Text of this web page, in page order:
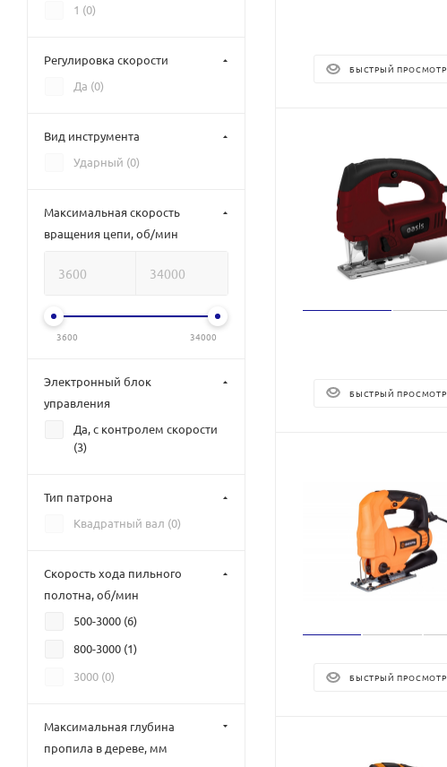
БЫСТРЫЙ ПРОСМОТР
БЫСТРЫЙ ПРОСМОТР
БЫСТРЫЙ ПРОСМОТР
1 (0)
Регулировка скорости
Да (0)
Вид инструмента
Ударный (0)
Максимальная скорость
вращения цепи, об/мин
3600 34000
Электронный блок
управления
Да, с контролем скорости
(3)
Тип патрона
Квадратный вал (0)
Скорость хода пильного
полотна, об/мин
500-3000 (6)
800-3000 (1)
3000 (0)
Максимальная глубина
пропила в дереве, мм